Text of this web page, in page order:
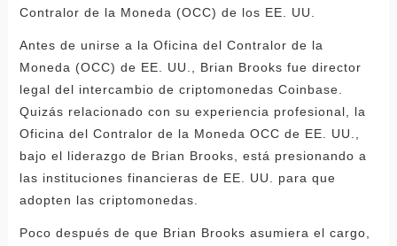
Contralor de la Moneda (OCC) de los EE. UU.
Antes de unirse a la Oficina del Contralor de la
Moneda (OCC) de EE. UU., Brian Brooks fue director
legal del intercambio de criptomonedas Coinbase.
Quizás relacionado con su experiencia profesional, la
Oficina del Contralor de la Moneda OCC de EE. UU.,
bajo el liderazgo de Brian Brooks, está presionando a
las instituciones financieras de EE. UU. para que
adopten las criptomonedas.
Poco después de que Brian Brooks asumiera el cargo,